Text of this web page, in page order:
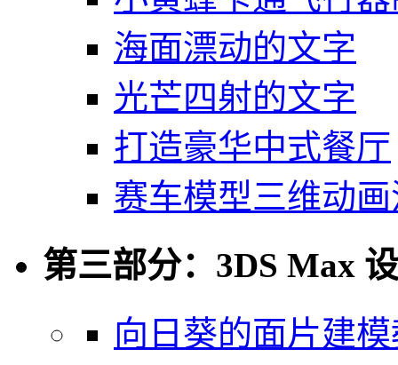
海面漂动的文字
光芒四射的文字
打造豪华中式餐厅
赛车模型三维动
第三部分：3DS Max
向日葵的面片建